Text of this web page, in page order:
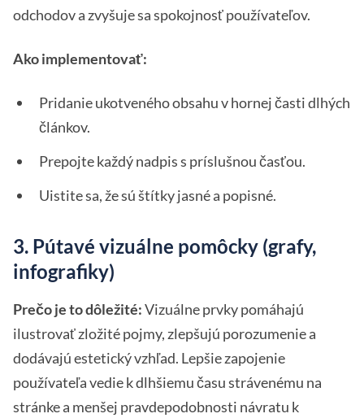
odchodov a zvyšuje sa spokojnosť používateľov.
Ako implementovať:
Pridanie ukotveného obsahu v hornej časti dlhých
článkov.
Prepojte každý nadpis s príslušnou časťou.
Uistite sa, že sú štítky jasné a popisné.
3. Pútavé vizuálne pomôcky (grafy,
infografiky)
Prečo je to dôležité:Vizuálne prvky pomáhajú
ilustrovať zložité pojmy, zlepšujú porozumenie a
dodávajú estetický vzhľad. Lepšie zapojenie
používateľa vedie k dlhšiemu času strávenému na
stránke a menšej pravdepodobnosti návratu k